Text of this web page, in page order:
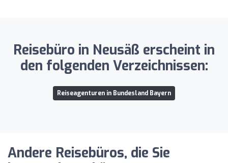
Reisebüro in Neusäß erscheint in
den folgenden Verzeichnissen:
Reiseagenturen in Bundesland Bayern
Andere Reisebüros, die Sie